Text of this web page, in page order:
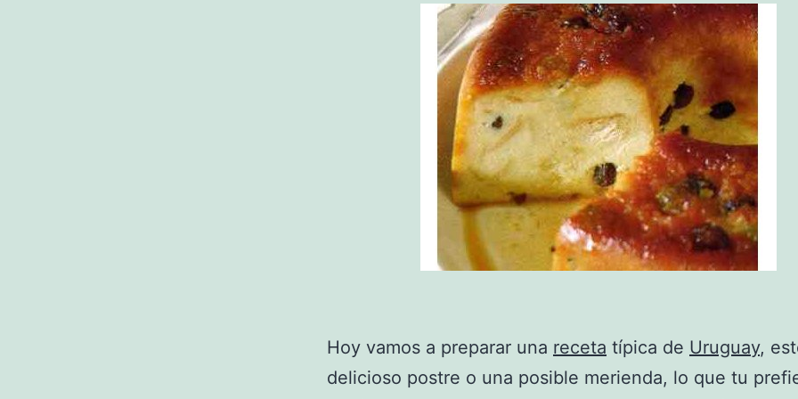
Hoy vamos a preparar una receta típica de Uruguay,
delicioso postre o una posible merienda, lo que tu